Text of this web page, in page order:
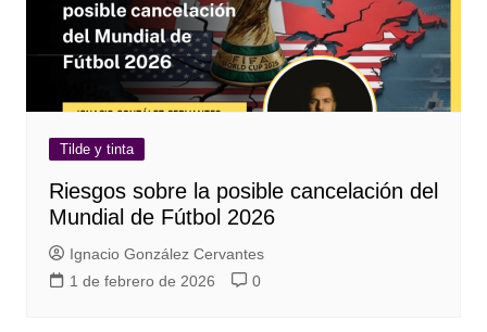
Tilde y tinta
Riesgos sobre la posible cancelación del
Mundial de Fútbol 2026
Ignacio González Cervantes
1 de febrero de 2026
0